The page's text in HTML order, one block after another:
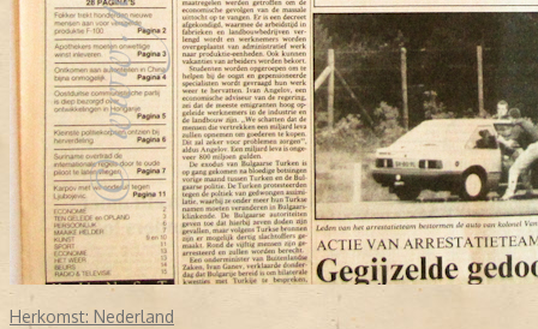
Herkomst: Nederland